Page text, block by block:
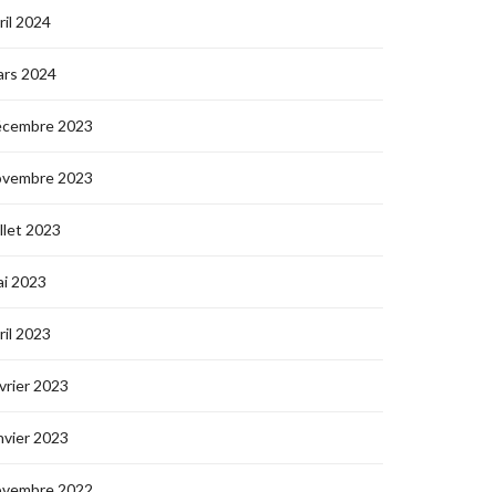
2024
2024
2023
2023
2023
2023
2023
2023
2023